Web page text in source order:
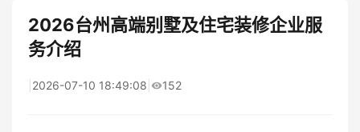
2026台州高端别墅及住宅装修企业服
务介绍
2026-07-10 18:49:08 152